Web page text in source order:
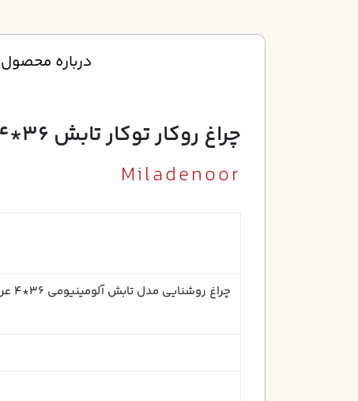
درباره محصول
چراغ روکار توکار تابش 36*4 عرضي الکترونيکي کامل آنودايز بدون لامپ
Miladenoor